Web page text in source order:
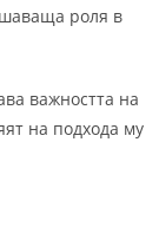
роля в
важността на
на подхода му